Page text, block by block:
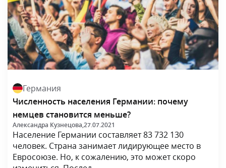
Германия
Численность населения Германии: почему
немцев становится меньше?
Александра Кузнецова,27.07.2021
Население Германии составляет 83 732 130
Евросоюзе. Но, к сожалению, это может скоро
измениться. Послед...